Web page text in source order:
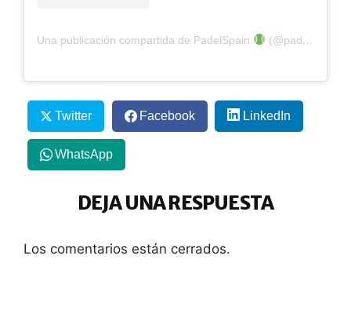
Una publicación compartida de PadelSpain (@padelspain)
Twitter Facebook LinkedIn
WhatsApp
DEJA UNA RESPUESTA
Los comentarios están cerrados.